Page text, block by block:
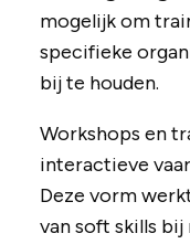
mogelijk om
specifieke
bij te houden.
Workshops en
interactieve
Deze vorm
van soft skills bij